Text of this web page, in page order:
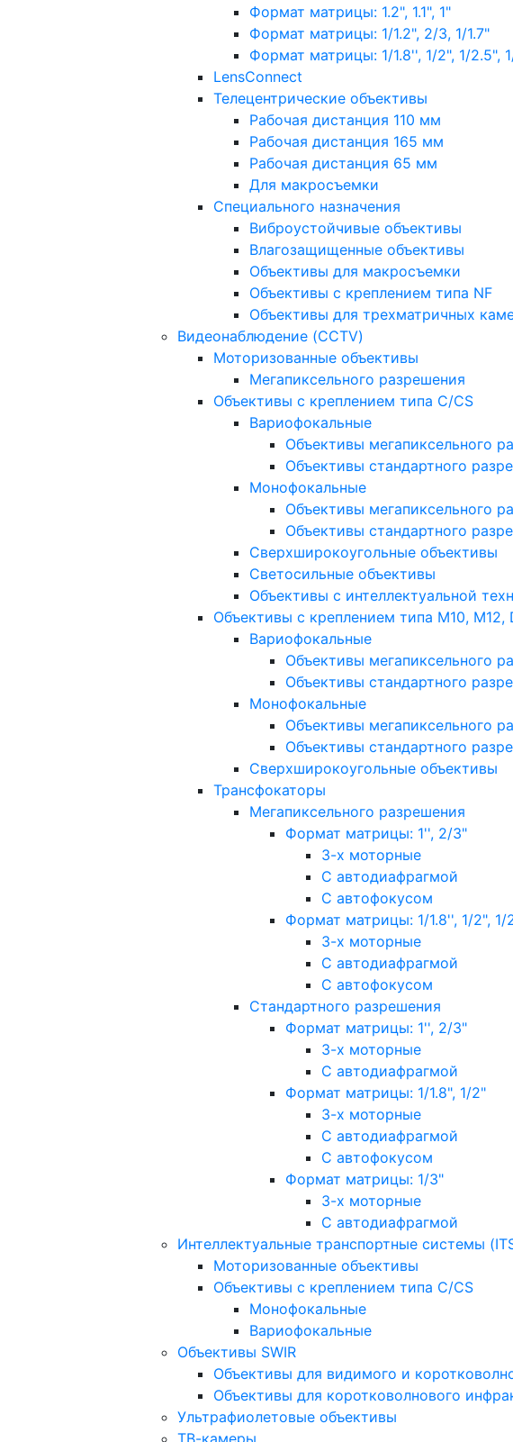
Формат матрицы: 1.2", 1.1", 1"
Формат матрицы: 1/1.2", 2/3, 1/1.7"
Формат матрицы: 1/1.8'', 1/2", 1/2.5",
LensConnect
Телецентрические объективы
Рабочая дистанция 110 мм
Рабочая дистанция 165 мм
Рабочая дистанция 65 мм
Для макросъемки
Специального назначения
Виброустойчивые объективы
Влагозащищенные объективы
Объективы для макросъемки
Объективы с креплением типа NF
Объективы для трехматричных
Видеонаблюдение (CCTV)
Моторизованные объективы
Мегапиксельного разрешения
Объективы с креплением типа C/CS
Вариофокальные
Объективы мегапиксельного
Объективы стандартного
Монофокальные
Объективы мегапиксельного
Объективы стандартного
Сверхширокоугольные объективы
Светосильные объективы
Объективы с интеллектуальной
Объективы с креплением типа M10, M12,
Вариофокальные
Объективы мегапиксельного
Объективы стандартного
Монофокальные
Объективы мегапиксельного
Объективы стандартного
Сверхширокоугольные объективы
Трансфокаторы
Мегапиксельного разрешения
Формат матрицы: 1'', 2/3"
3-х моторные
С автодиафрагмой
С автофокусом
Формат матрицы: 1/1.8'', 1/2", 1/
3-х моторные
С автодиафрагмой
С автофокусом
Стандартного разрешения
Формат матрицы: 1'', 2/3"
3-х моторные
С автодиафрагмой
Формат матрицы: 1/1.8", 1/2"
3-х моторные
С автодиафрагмой
С автофокусом
Формат матрицы: 1/3"
3-х моторные
С автодиафрагмой
Интеллектуальные транспортные системы
Моторизованные объективы
Объективы с креплением типа C/CS
Монофокальные
Вариофокальные
Объективы SWIR
Объективы для видимого и
Объективы для коротковолнового
Ультрафиолетовые объективы
ТВ-камеры